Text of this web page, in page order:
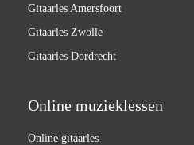
Gitaarles Amersfoort
Gitaarles Zwolle
Gitaarles Dordrecht
Online muzieklessen
Online gitaarles